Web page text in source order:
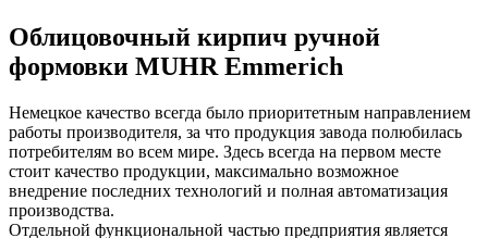
Облицовочный кирпич ручной
формовки MUHR Emmerich
Немецкое качество всегда было приоритетным направлением
работы производителя, за что продукция завода полюбилась
потребителям во всем мире. Здесь всегда на первом месте
стоит качество продукции, максимально возможное
внедрение последних технологий и полная автоматизация
производства.
Отдельной функциональной частью предприятия является